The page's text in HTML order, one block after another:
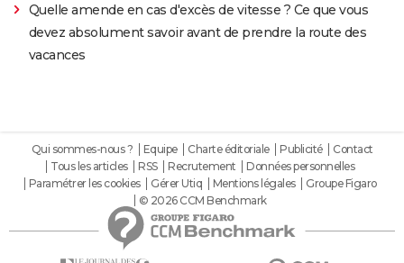
Quelle amende en cas d'excès de vitesse ? Ce que vous
devez absolument savoir avant de prendre la route des
vacances
Qui sommes-nous ? Equipe Charte éditoriale Publicité
Contact
Tous les articles
RSS Recrutement
Données personnelles
Paramétrer les cookies
Gérer Utiq Mentions légales
Groupe Figaro
© 2026 CCM Benchmark